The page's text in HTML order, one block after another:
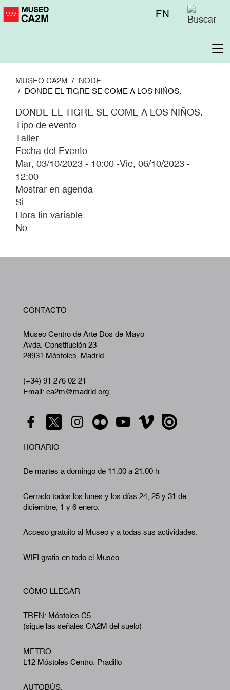
Pasar
Menú
EN
MUSEO CA2M
NODE
DONDE EL TIGRE SE COME A LOS NIÑOS.
DONDE EL TIGRE SE COME A LOS NIÑOS.
Tipo de evento
Taller
Fecha del Evento
Mar, 03/10/2023 - 10:00 -Vie, 06/10/2023 -
12:00
Mostrar en agenda
Si
Hora fin variable
No
CONTACTO
Museo Centro de Arte Dos de Mayo
Avda. Constitución 23
28931 Móstoles, Madrid
(+34) 91 276 02 21
Email: ca2m@madrid.org
HORARIO
De martes a domingo de 11:00 a 21:00 h
Cerrado todos los lunes y los días 24, 25 y 31 de
diciembre, 1 y 6 enero.
Acceso gratuito al Museo y a todas sus actividades.
WIFI gratis en todo el Museo.
CÓMO LLEGAR
TREN: Móstoles C5
(sigue las señales CA2M del suelo)
METRO:
L12 Móstoles Centro. Pradillo
AUTOBÚS: